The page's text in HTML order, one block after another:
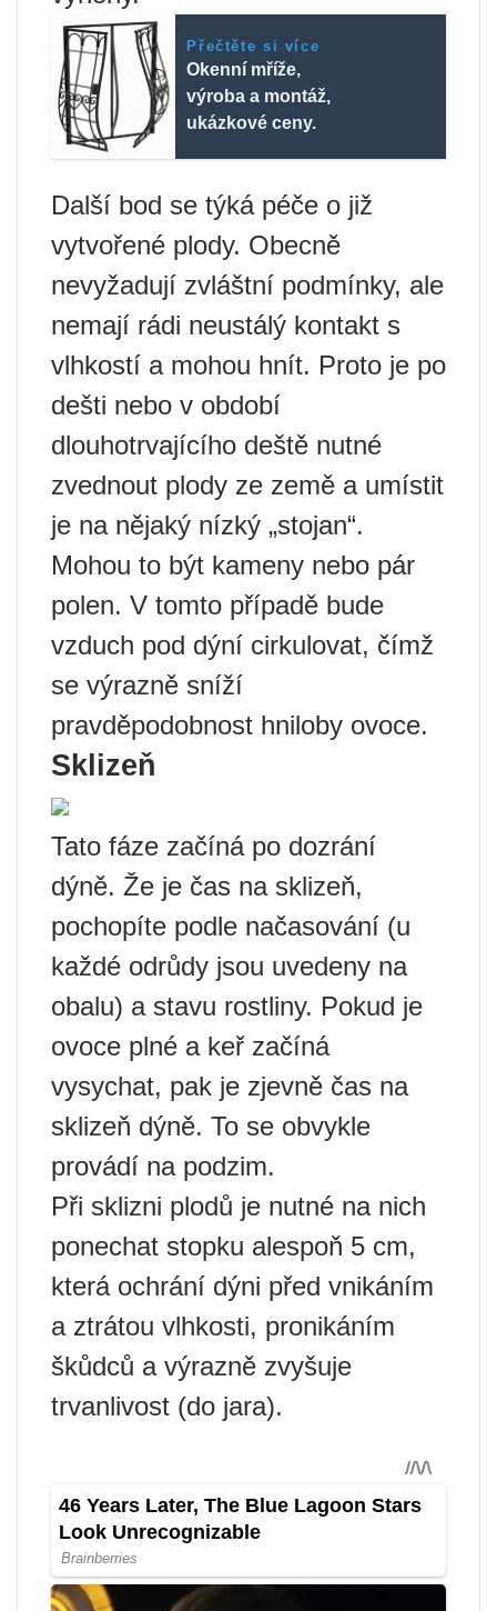
Přečtěte si více
Okenní mříže,
výroba a montáž,
ukázkové ceny.
Další bod se týká péče o již
vytvořené plody. Obecně
nevyžadují zvláštní podmínky, ale
nemají rádi neustálý kontakt s
vlhkostí a mohou hnít. Proto je po
dešti nebo v období
dlouhotrvajícího deště nutné
zvednout plody ze země a umístit
je na nějaký nízký „stojan“.
Mohou to být kameny nebo pár
polen. V tomto případě bude
vzduch pod dýní cirkulovat, čímž
se výrazně sníží
pravděpodobnost hniloby ovoce.
Sklizeň
Tato fáze začíná po dozrání
dýně. Že je čas na sklizeň,
pochopíte podle načasování (u
každé odrůdy jsou uvedeny na
obalu) a stavu rostliny. Pokud je
ovoce plné a keř začíná
vysychat, pak je zjevně čas na
sklizeň dýně. To se obvykle
provádí na podzim.
Při sklizni plodů je nutné na nich
ponechat stopku alespoň 5 cm,
která ochrání dýni před vnikáním
a ztrátou vlhkosti, pronikáním
škůdců a výrazně zvyšuje
trvanlivost (do jara).